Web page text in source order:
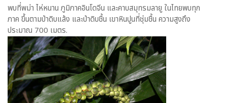
พบที่พม่า ไห่หนาน ภูมิภาคอินโดจีน และคาบสมุทรมลายู ในไทยพบทุก
ภาค ขึ้นตามป่าดิบแล้ง และป่าดิบชื้น เขาหินปูนที่ชุ่มชื้น ความสูงถึง
ประมาณ 700 เมตร.